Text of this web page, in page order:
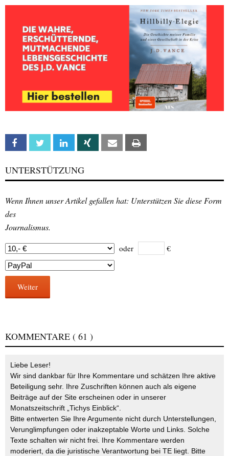
Facebook Twitter Linkedin Xing Email
UNTERSTÜTZUNG
Wenn Ihnen unser Artikel gefallen hat: Unterstützen Sie diese Form
des
Journalismus.
oder €
Weiter
KOMMENTARE ( 61 )
Liebe Leser!
Wir sind dankbar für Ihre Kommentare und schätzen Ihre aktive
Beteiligung sehr. Ihre Zuschriften können auch als eigene
Beiträge auf der Site erscheinen oder in unserer
Monatszeitschrift „Tichys Einblick“.
Bitte entwerten Sie Ihre Argumente nicht durch Unterstellungen,
Verunglimpfungen oder inakzeptable Worte und Links. Solche
Texte schalten wir nicht frei. Ihre Kommentare werden
moderiert, da die juristische Verantwortung bei TE liegt. Bitte